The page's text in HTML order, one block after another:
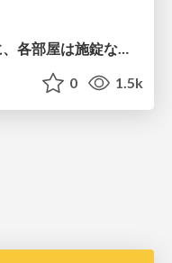
オートロックマンションなのに、各部屋は施錠なし！？ 攻撃者が組織内ネットワークで大暴れする理由 / The Front Door Is Locked, but the Rooms Are Wide Open: Why Attackers Move Freely Inside Enterprise Networks
0 1.5k